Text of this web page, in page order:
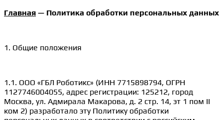
Skip
Главная — Политика обработки персональных данных
1. Общие положения
1.1. ООО «ГБЛ Роботикс» (ИНН 7715898794, ОГРН
1127746004055, адрес регистрации: 125212, город
Москва, ул. Адмирала Макарова, д. 2 стр. 14, эт 1 пом II
ком 2) разработало эту Политику обработки